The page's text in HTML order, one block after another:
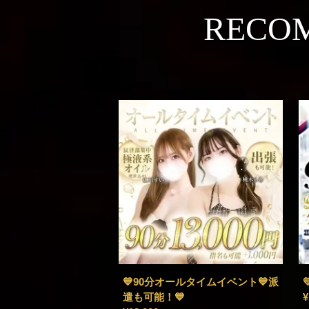
💙90分オールタイムイベント💙派
遣も可能！💙